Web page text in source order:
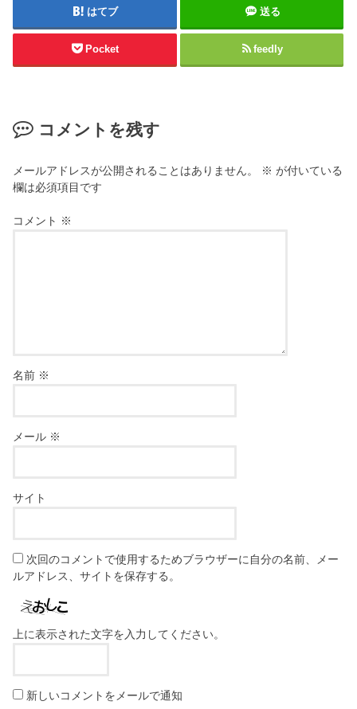
はてブ 送る
Pocket feedly
コメントを残す
メールアドレスが公開されることはありません。 ※ が付いている
欄は必須項目です
コメント ※
名前 ※
メール ※
サイト
次回のコメントで使用するためブラウザーに自分の名前、メー
ルアドレス、サイトを保存する。
上に表示された文字を入力してください。
新しいコメントをメールで通知